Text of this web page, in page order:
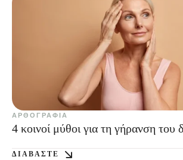
ΑΡΘΟΓΡΑΦΊΑ
4 κοινοί μύθοι για τη γήρανση του
ΔΙΑΒΆΣΤΕ